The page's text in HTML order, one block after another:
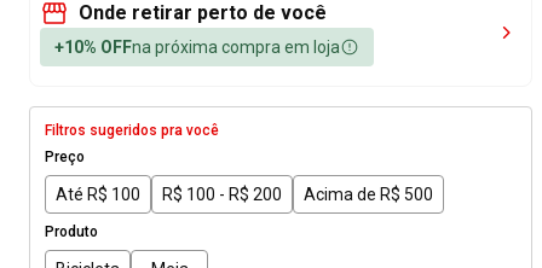
Onde retirar perto de você
+10% OFFna próxima compra em loja
Filtros sugeridos pra você
Preço
Até R$ 100 R$ 100 - R$ 200 Acima de R$ 500
Produto